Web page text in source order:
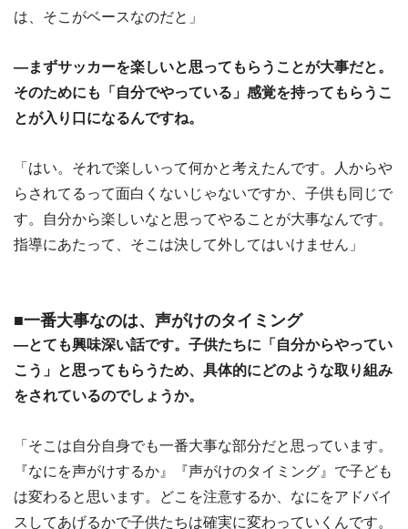
は、そこがベースなのだと」
―まずサッカーを楽しいと思ってもらうことが大事だと。
そのためにも「自分でやっている」感覚を持ってもらうこ
とが入り口になるんですね。
「はい。それで楽しいって何かと考えたんです。人からや
らされてるって面白くないじゃないですか、子供も同じで
す。自分から楽しいなと思ってやることが大事なんです。
指導にあたって、そこは決して外してはいけません」
■一番大事なのは、声がけのタイミング
―とても興味深い話です。子供たちに「自分からやってい
こう」と思ってもらうため、具体的にどのような取り組み
をされているのでしょうか。
「そこは自分自身でも一番大事な部分だと思っています。
『なにを声がけするか』『声がけのタイミング』で子ども
は変わると思います。どこを注意するか、なにをアドバイ
スしてあげるかで子供たちは確実に変わっていくんです。